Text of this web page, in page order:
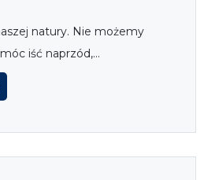
natury. Nie możemy
iść naprzód,...